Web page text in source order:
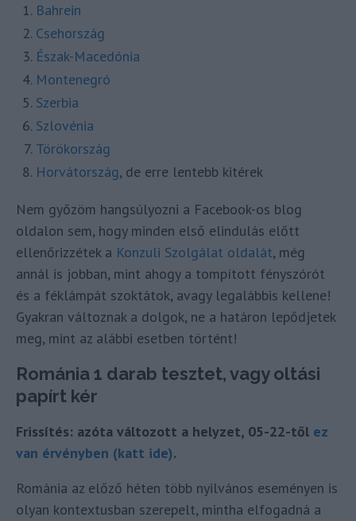
Bahrein
Csehország
Észak-Macedónia
Montenegró
Szerbia
Szlovénia
Törökország
Horvátország, de erre lentebb kitérek
Nem győzöm hangsúlyozni a Facebook-os blog
oldalon sem, hogy minden első elindulás előtt
ellenőrizzétek a Konzuli Szolgálat oldalát, még
annál is jobban, mint ahogy a tompított fényszórót
és a féklámpát szoktátok, avagy legalábbis kellene!
Gyakran változnak a dolgok, ne a határon lepődjetek
meg, mint az alábbi esetben történt!
Románia 1 darab tesztet, vagy oltási
papírt kér
Frissítés: azóta változott a helyzet, 05-22-től ez
van érvényben (katt ide).
Románia az előző héten több nyilvános eseményen is
olyan kontextusban szerepelt, mintha elfogadná a